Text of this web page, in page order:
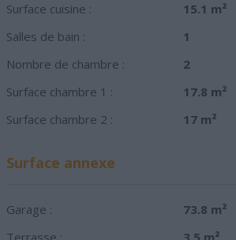
Surface cuisine :
15.1 m²
Salles de bain :
1
Nombre de chambre :
2
Surface chambre 1 :
17.8 m²
Surface chambre 2 :
17 m²
Surface annexe
Garage :
73.8 m²